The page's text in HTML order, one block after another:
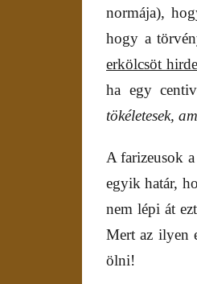
normája),
hogy a
erkölcsöt
ha egy
tökéletesek,
A farizeusok
egyik határ,
nem lépi át
Mert az ilyen
ölni!